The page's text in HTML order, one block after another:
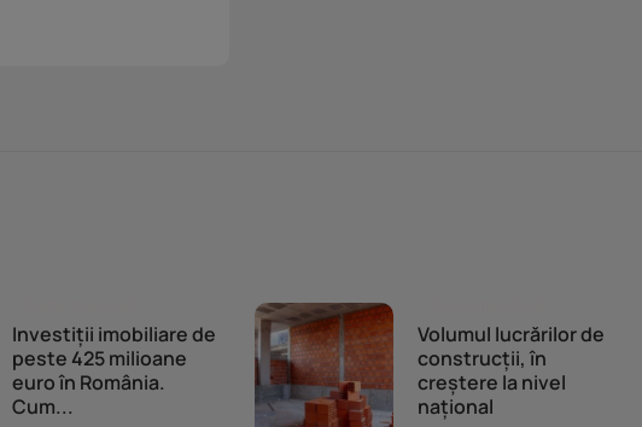
Investiții imobiliare de
peste 425 milioane
euro în România.
Cum...
Volumul lucrărilor de
construcții, în
creștere la nivel
național